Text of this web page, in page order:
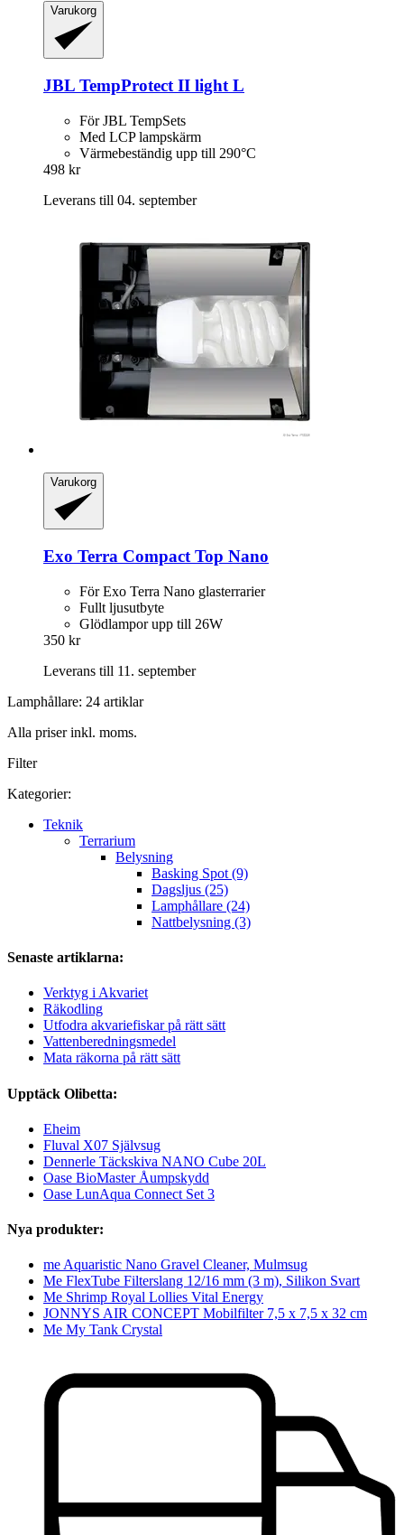
Varukorg
JBL TempProtect II light L
För JBL TempSets
Med LCP lampskärm
Värmebeständig upp till 290°C
498 kr
Leverans till 04. september
Varukorg
Exo Terra Compact Top Nano
För Exo Terra Nano glasterrarier
Fullt ljusutbyte
Glödlampor upp till 26W
350 kr
Leverans till 11. september
Lamphållare: 24 artiklar
Alla priser inkl. moms.
Filter
Kategorier:
Teknik
Terrarium
Belysning
Basking Spot (9)
Dagsljus (25)
Lamphållare (24)
Nattbelysning (3)
Senaste artiklarna:
Verktyg i Akvariet
Räkodling
Utfodra akvariefiskar på rätt sätt
Vattenberedningsmedel
Mata räkorna på rätt sätt
Upptäck Olibetta:
Eheim
Fluval X07 Självsug
Dennerle Täckskiva NANO Cube 20L
Oase BioMaster Åumpskydd
Oase LunAqua Connect Set 3​
Nya produkter:
me Aquaristic Nano Gravel Cleaner, Mulmsug
Me FlexTube Filterslang 12/16 mm (3 m), Silikon Svart
Me Shrimp Royal Lollies Vital Energy
JONNYS AIR CONCEPT Mobilfilter 7,5 x 7,5 x 32 cm
Me My Tank Crystal